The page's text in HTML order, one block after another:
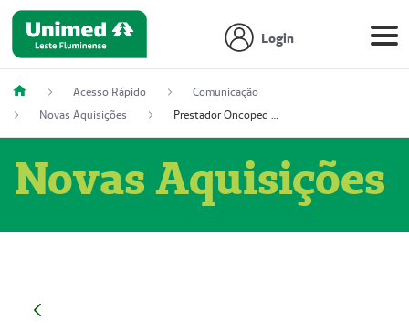
Login
Acesso Rápido
Comunicação
Novas Aquisições
Prestador Oncoped Serviços Médicos (51004335-0)
Novas Aquisições